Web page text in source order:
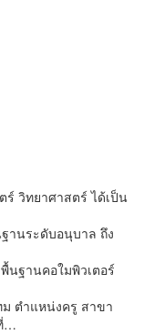
วิทยาศาสตร์ ได้เป็น
านระดับอนุบาล ถึง
นฐานคอใมพิวเตอร์
ตำแหน่งครู สาขา
…